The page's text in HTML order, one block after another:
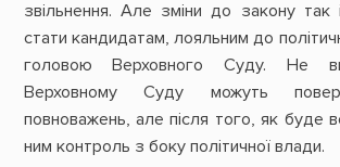
звільнення. Але зміни до закону так
стати кандидатам, лояльним до
головою Верховного Суду. Не
Верховному Суду можуть
повноважень, але після того, як буде
ним контроль з боку політичної влади.